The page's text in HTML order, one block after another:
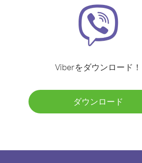
Viberをダウンロード！
ダウンロード